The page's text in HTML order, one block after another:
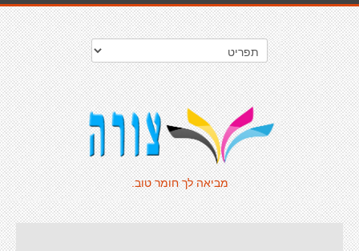
מביאה לך חומר טוב.